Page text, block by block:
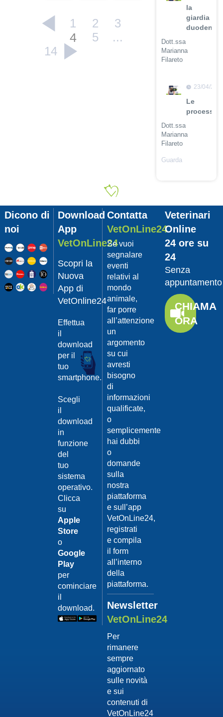
1 2 3
4 5
...
14
la
giardia
Dott.ssa
Marianna
Filareto
il video
23/04/
Le
Dott.ssa
Marianna
Filareto
Guarda
Pet
con
Dott.
Felici
Manuel
Guarda
il video
da
Dott.
Felici
Dicono di
noi
Download
App
VetOnLine24
Scopri la
Nuova
App di
VetOnline24
Effettua
il
download
per il
tuo
smartphone.
Scegli
il
download
in
funzione
del
tuo
sistema
operativo.
Clicca
su
Apple
Store
o
Google
Play
per
cominciare
il
download.
Contatta
VetOnLine24
Se vuoi
segnalare
eventi
relativi al
mondo
animale,
far porre
all’attenzione
un
argomento
su cui
avresti
bisogno
di
informazioni
qualificate,
o
semplicemente
hai dubbi
o
domande
sulla
nostra
piattaforma
e sull’app
VetOnLine24,
registrati
e compila
il form
all’interno
della
piattaforma.
Newsletter
VetOnLine24
Per
rimanere
sempre
aggiornato
sulle novità
e sui
contenuti di
VetOnLine24
Veterinari
Online
24 ore su
24
Senza
appuntamento
CHIAMA
ORA